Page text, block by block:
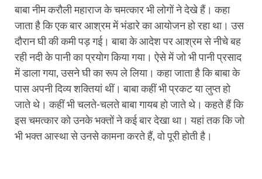
बाबा नीम करौली महाराज के चमत्कार भी लोगों ने देखे हैं। कहा
जाता है कि एक बार आश्रम में भंडारे का आयोजन हो रहा था। उस
दौरान घी की कमी पड़ गई। बाबा के आदेश पर आश्रम से नीचे बह
रही नदी के पानी का प्रयोग किया गया। ऐसे में जो भी पानी प्रसाद
में डाला गया, उसने घी का रूप ले लिया। कहा जाता है कि बाबा के
पास अपनी दिव्य शक्तियां थीं। बाबा कहीं भी प्रकट या लुप्त हो
जाते थे। कहीं भी चलते-चलते बाबा गायब हो जाते थे। कहते हैं कि
इस चमत्कार को उनके भक्तों ने कई बार देखा था। यहां तक कि जो
भी भक्त आस्था से उनसे कामना करते हैं, वो पूरी होती है।